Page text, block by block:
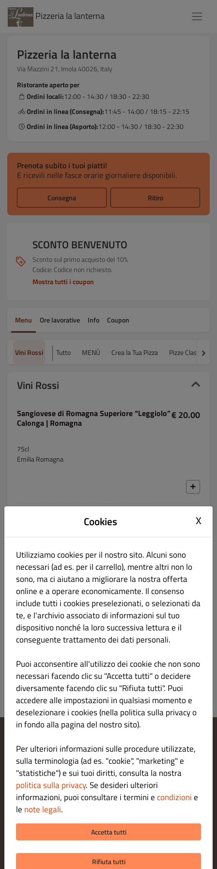
Pizzeria la lanterna
Pizzeria la lanterna
Via Mazzini 21, Imola 40026, Italy
Ristorante aperto per
Ordini locali:12:00 - 14:30 / 18:30 - 22:30
Ordini in linea (Consegna):11:45 - 14:00 / 18:15 - 22:15
Ordini in linea (Asporto):12:00 - 14:30 / 18:30 - 22:30
Prenota subito i tuoi piatti!
E ricevili nelle fasce orarie giornaliere disponibili.
Consegna Ritiro
SCONTO BENVENUTO
Sconto sul primo acquisto del 10%
Codice: Codice non richiesto.
Mostra tutti i coupon
Menu Ore lavorative Info Coupon
Vini Rossi Tutto MENÙ Crea la Tua Pizza Pizze Classiche
Vini Rossi
Sangiovese di Romagna Superiore “Leggiolo”
Calonga | Romagna
€ 20.00
75cl
Emilia Romagna
Sangiovese di Romagna Superiore “Leggiolo”
€ 14.00
Emilia Romagna
Chianti Classico “Baruffo” Bio € 20.00
75cl
Toscana
Modifica le impostazioni dei cookie
Contattaci
Informativa sulla privacy
Termini e condizioni
Legal notice
METODI DI PAGAMENTO PER LA CONSEGNA A DOMICILIO
METODI DI PAGAMENTO PER L' ASPORTO
Cookies X
Utilizziamo cookies per il nostro sito. Alcuni sono
necessari (ad es. per il carrello), mentre altri non lo
sono, ma ci aiutano a migliorare la nostra offerta
online e a operare economicamente. Il consenso
include tutti i cookies preselezionati, o selezionati da
te, e l'archivio associato di informazioni sul tuo
dispositivo nonché la loro successiva lettura e il
conseguente trattamento dei dati personali.
Puoi acconsentire all'utilizzo dei cookie che non sono
necessari facendo clic su "Accetta tutti" o decidere
diversamente facendo clic su "Rifiuta tutti". Puoi
accedere alle impostazioni in qualsiasi momento e
deselezionare i cookies (nella politica sulla privacy o
in fondo alla pagina del nostro sito).
Per ulteriori informazioni sulle procedure utilizzate,
sulla terminologia (ad es. "cookie", "marketing" e
"statistiche") e sui tuoi diritti, consulta la nostra
politica sulla privacy. Se desideri ulteriori
informazioni, puoi consultare i termini econdizionie
le note legali.
Accetta tutti
Rifiuta tutti